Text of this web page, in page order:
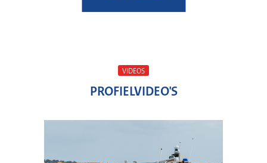
VIDEOS
PROFIELVIDEO'S